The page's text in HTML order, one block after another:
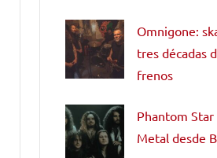
Omnigone:
tres décadas
frenos
Phantom
Metal desde